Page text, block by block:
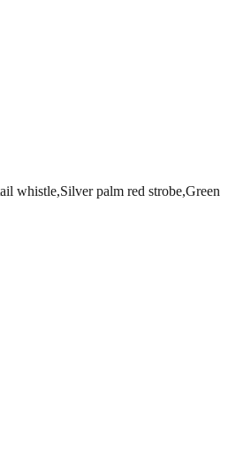
whistle,Silver palm red strobe,Green